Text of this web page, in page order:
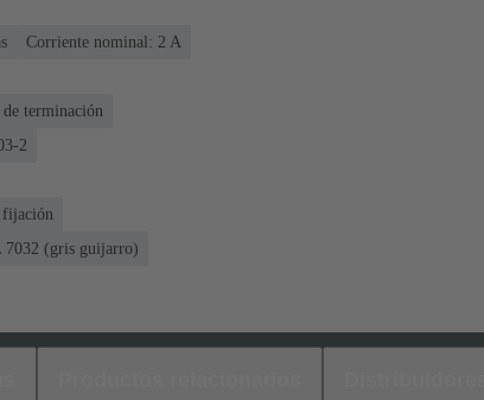
Corriente nominal: ‌2 A
terminación
2
fijación
7032 (gris guijarro)